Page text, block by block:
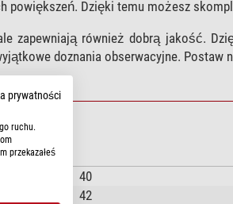
powiększeń. Dzięki temu możesz
zapewniają również dobrą jakość.
doznania obserwacyjne. Postaw
40
42
prywatności
ruchu.
przekazałeś